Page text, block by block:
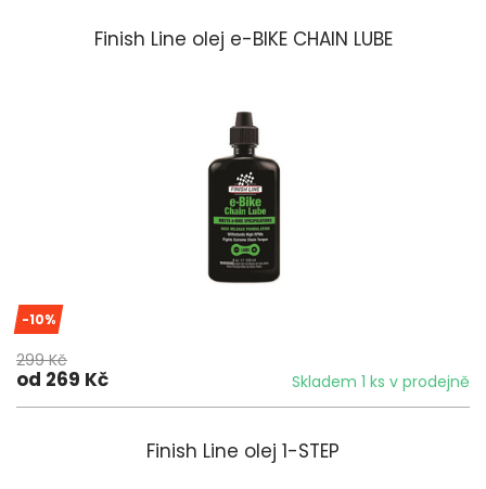
Finish Line olej e-BIKE CHAIN LUBE
-10%
299 Kč
od 269 Kč Skladem 1 ks v prodejně
Finish Line olej 1-STEP